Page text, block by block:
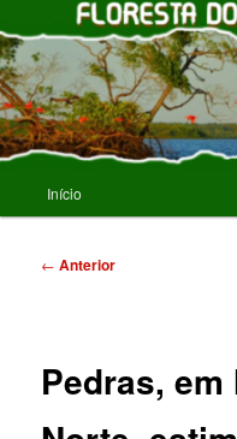
para
o
conteúdo
principalFLORESTA
principal
Início
Navegação
← Anterior
Pedras,